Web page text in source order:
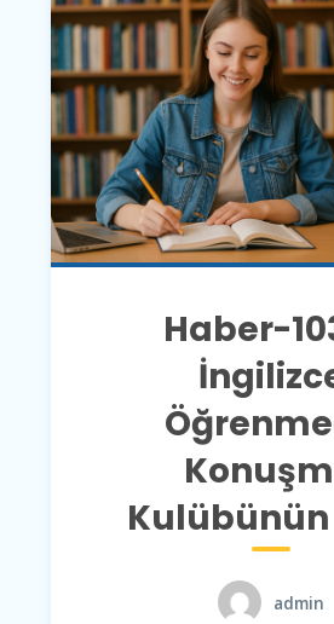
Haber-
Kulübünün
admin